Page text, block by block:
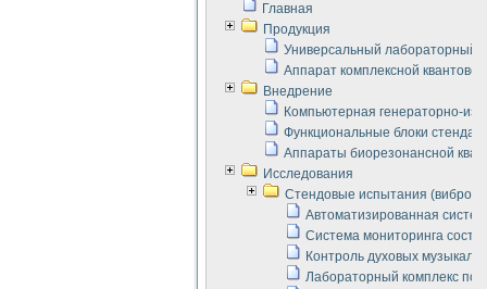
Главная
Продукция
Универсальный лабораторный
Аппарат комплексной
Внедрение
Компьютерная генераторно-
Функциональные блоки стенда
Аппараты биорезонансной
Исследования
Стендовые испытания
Автоматизированная
Система мониторинга
Контроль духовых
Лабораторный комплекс по